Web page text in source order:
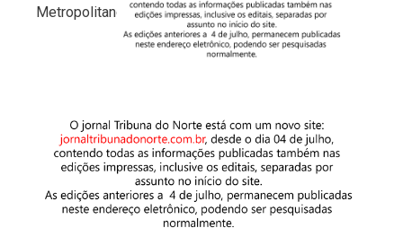
Metropolitano do Estado de São Paulo.